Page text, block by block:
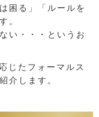
困る」「ルールを
。
い・・・というお
じたフォーマルス
介します。